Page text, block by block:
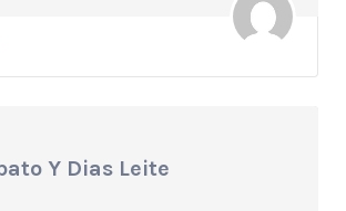
Y Dias Leite